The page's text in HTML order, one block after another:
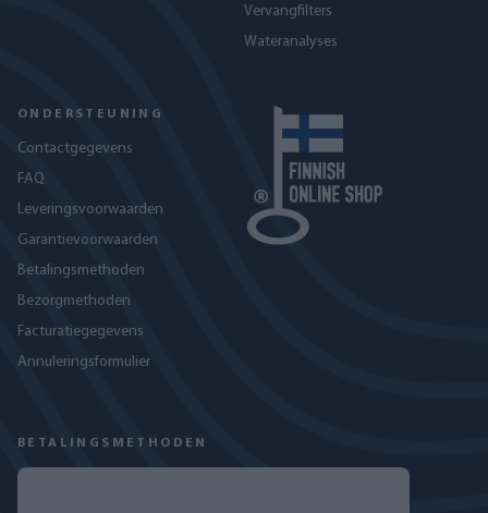
Vervangfilters
Wateranalyses
ONDERSTEUNING
Contactgegevens
FAQ
Leveringsvoorwaarden
Garantievoorwaarden
Betalingsmethoden
Bezorgmethoden
Facturatiegegevens
Annuleringsformulier
BETALINGSMETHODEN